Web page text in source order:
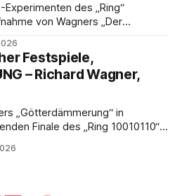
des „Ring“
von Wagners „Der
Elisabeth Teige und
für einen der Höhepunkte der
Festspiele,
– Richard Wagner,
„Götterdämmerung“ in
Finale des „Ring 10010110“:
begeisterten. Die KI-geprägte